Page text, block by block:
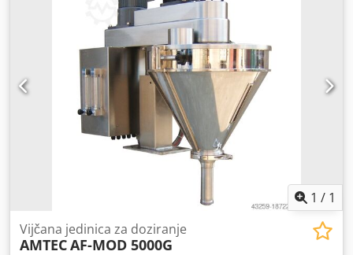
1 / 1
Vijčana jedinica za doziranje
AMTECAF-MOD 5000G